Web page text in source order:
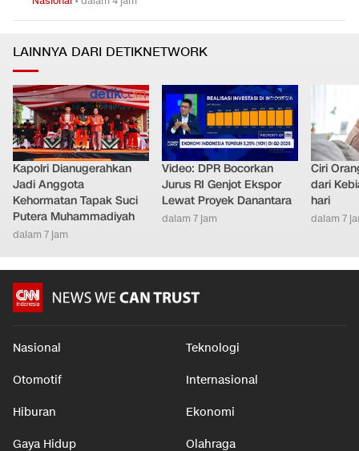
LAINNYA DARI DETIKNETWORK
Kapolri Dianugerahkan
Jadi Anggota
Kehormatan Tapak Suci
Putera Muhammadiyah
dalam 7 jam
Video: DPR Bocorkan
Jurus RI Genjot Ekspor
Lewat Proyek Danantara
dalam 7 jam
Ciri
dari
hari
dalam 7
Nasional Teknologi
Otomotif Internasional
Hiburan Ekonomi
Gaya Hidup Olahraga